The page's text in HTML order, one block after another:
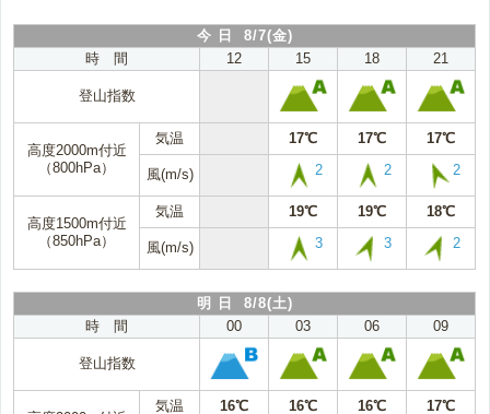
今 日 8/7(金)
時 間
12 15 18 21
登山指数
高度2000m付近
（800hPa）
気温 17℃ 17℃ 17℃
風(m/s) 2 2 2
高度1500m付近
（850hPa）
気温 19℃ 19℃ 18℃
風(m/s) 3 3 2
明 日 8/8(土)
時 間
00 03 06 09
登山指数
気温 16℃ 16℃ 16℃ 17℃